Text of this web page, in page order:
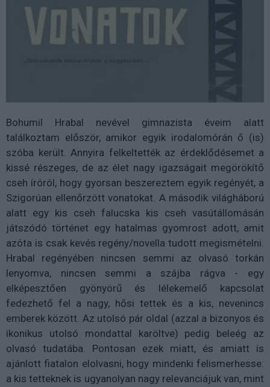
Bohumil Hrabal nevével gimnazista éveim alatt
találkoztam először, amikor egyik irodalomórán ő (is)
szóba került. Annyira felkeltették az érdeklődésemet a
kissé részeges, de az élet nagy igazságait megörökítő
cseh íróról, hogy gyorsan beszereztem egyik regényét, a
Szigorúan ellenőrzött vonatokat. A második világháború
alatt egy kis cseh falucska kis cseh vasútállomásán
játszódó történet egy hatalmas gyomrost adott, amit
azóta is csak kevés regény/novella tudott megismételni.
Hrabal regényében nincsen semmi az olvasó torkán
lenyomva, nincsen semmi a szájba rágva - egy
elképesztően gyönyörű és lélekemelő kapcsolat
fedezhető fel a nagy, hősi tettek és a kis, nevenincs
emberek között. Az utolsó pár oldal (azzal a bizonyos és
ikonikus utolsó mondattal karöltve) pedig beleég az
olvasó tudatába. Pontosan ezek miatt, és amiatt is
ajánlott fiatalon elolvasni, hogy mindenki felismerhesse:
a kis tetteknek is ugyanolyan nagy relevanciájuk van, mint